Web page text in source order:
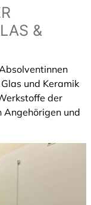
&
und Keramik
der
Angehörigen und